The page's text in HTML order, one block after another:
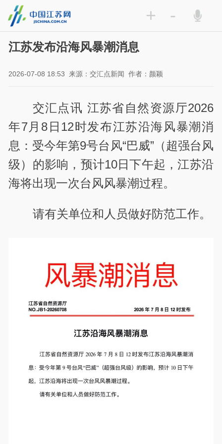
+ -
江苏发布沿海风暴潮消息
2026-07-08 18:53 来源：交汇点新闻 作者：颜颖
交汇点讯 江苏省自然资源厅2026
年7月8日12时发布江苏沿海风暴潮消
息：受今年第9号台风“巴威”（超强台风
级）的影响，预计10日下午起，江苏沿
海将出现一次台风风暴潮过程。
请有关单位和人员做好防范工作。